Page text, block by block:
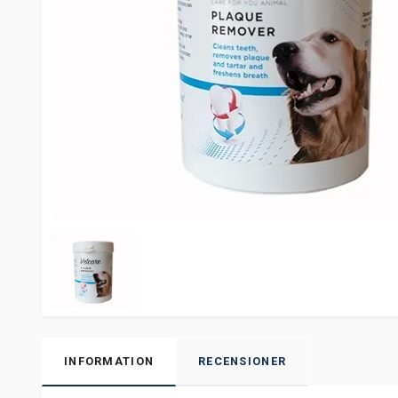
INFORMATION RECENSIONER